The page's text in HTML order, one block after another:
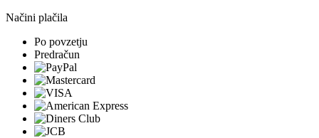
Načini plačila
Po povzetju
Predračun